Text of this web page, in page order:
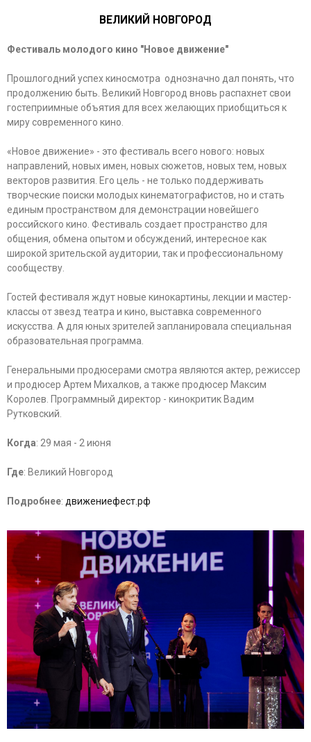
ВЕЛИКИЙ НОВГОРОД
Фестиваль молодого кино "Новое движение"
Прошлогодний успех киносмотра однозначно дал понять, что
продолжению быть. Великий Новгород вновь распахнет свои
гостеприимные объятия для всех желающих приобщиться к
миру современного кино.
«Новое движение» - это фестиваль всего нового: новых
направлений, новых имен, новых сюжетов, новых тем, новых
векторов развития. Его цель - не только поддерживать
творческие поиски молодых кинематографистов, но и стать
единым пространством для демонстрации новейшего
российского кино. Фестиваль создает пространство для
общения, обмена опытом и обсуждений, интересное как
широкой зрительской аудитории, так и профессиональному
сообществу.
Гостей фестиваля ждут новые кинокартины, лекции и мастер-
классы от звезд театра и кино, выставка современного
искусства. А для юных зрителей запланировала специальная
образовательная программа.
Генеральными продюсерами смотра являются актер, режиссер
и продюсер Артем Михалков, а также продюсер Максим
Королев. Программный директор - кинокритик Вадим
Рутковский.
Когда: 29 мая - 2 июня
Где: Великий Новгород
Подробнее: движениефест.рф